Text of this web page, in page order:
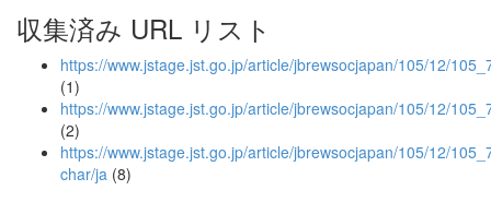
収集済み URL リスト
https://www.jstage.jst.go.jp/article/jbrewsocjapan/105/12/
(1)
https://www.jstage.jst.go.jp/article/jbrewsocjapan/105/12/
(2)
https://www.jstage.jst.go.jp/article/jbrewsocjapan/105/12/
char/ja (8)